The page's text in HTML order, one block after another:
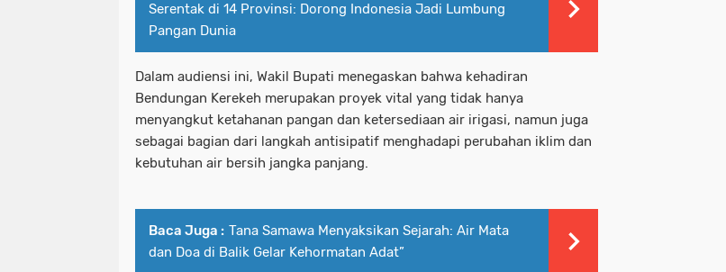
Serentak di 14 Provinsi: Dorong Indonesia Jadi Lumbung
Pangan Dunia
Dalam audiensi ini, Wakil Bupati menegaskan bahwa kehadiran
Bendungan Kerekeh merupakan proyek vital yang tidak hanya
menyangkut ketahanan pangan dan ketersediaan air irigasi, namun juga
sebagai bagian dari langkah antisipatif menghadapi perubahan iklim dan
kebutuhan air bersih jangka panjang.
Baca Juga : Tana Samawa Menyaksikan Sejarah: Air Mata
dan Doa di Balik Gelar Kehormatan Adat”